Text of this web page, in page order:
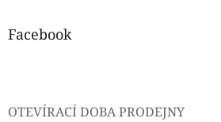
Facebook
OTEVÍRACÍ DOBA PRODEJNY